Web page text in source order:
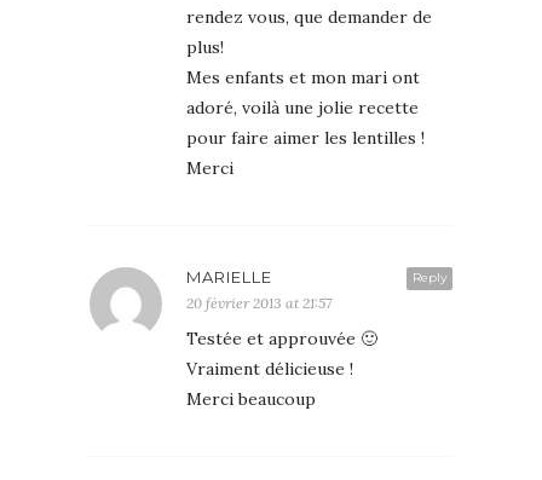
rendez vous, que demander de
plus!
Mes enfants et mon mari ont
adoré, voilà une jolie recette
pour faire aimer les lentilles !
Merci
Reply
MARIELLE
20 février 2013 at 21:57
Testée et approuvée 🙂
Vraiment délicieuse !
Merci beaucoup